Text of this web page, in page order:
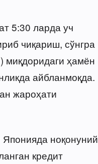
5:30 ларда уч
чиқариш, сўнгра
ҳамён
айбланмоқда.
жароҳати
ноқонуний
кредит